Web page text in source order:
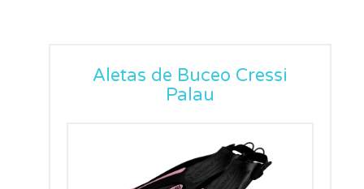
Aletas de Buceo Cressi
Palau